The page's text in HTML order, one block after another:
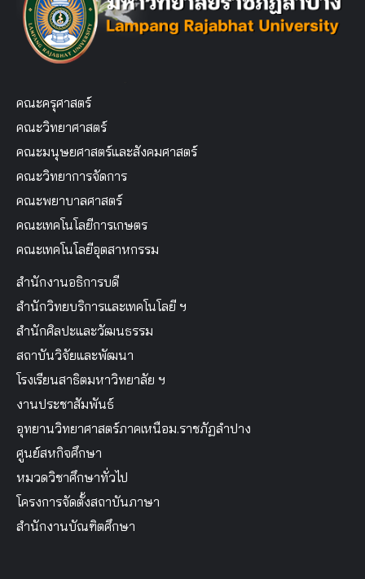
คณะครุศาสตร์
คณะวิทยาศาสตร์
คณะมนุษยศาสตร์และสังคมศาสตร์
คณะวิทยาการจัดการ
คณะพยาบาลศาสตร์
คณะเทคโนโลยีการเกษตร
คณะเทคโนโลยีอุตสาหกรรม
สำนักงานอธิการบดี
สำนักวิทยบริการและเทคโนโลยี ฯ
สำนักศิลปะและวัฒนธรรม
สถาบันวิจัยและพัฒนา
โรงเรียนสาธิตมหาวิทยาลัย ฯ
งานประชาสัมพันธ์
อุทยานวิทยาศาสตร์ภาคเหนือม.ราชภัฏลำปาง
ศูนย์สหกิจศึกษา
หมวดวิชาศึกษาทั่วไป
โครงการจัดตั้งสถาบันภาษา
สำนักงานบัณฑิตศึกษา